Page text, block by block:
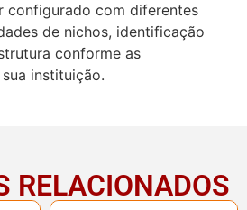
configurado com diferentes
de nichos, identificação
conforme as
instituição.
RELACIONADOS